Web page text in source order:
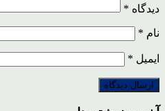
دیدگاه *
نام *
ایمیل *